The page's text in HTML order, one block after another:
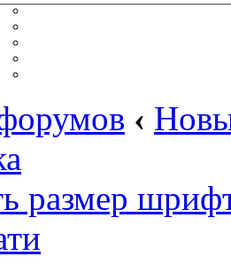
НЕПРОЧИТАННЫЕ
‹
размер